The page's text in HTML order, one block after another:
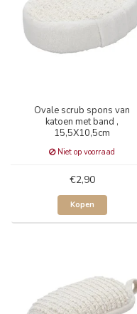
Ovale scrub spons van
katoen met band ,
15,5X10,5cm
Niet op voorraad
€2,90
Kopen